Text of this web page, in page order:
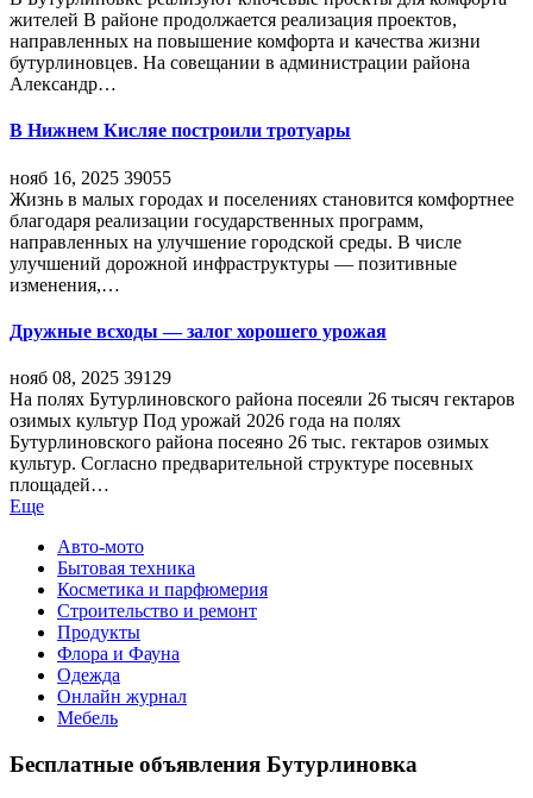
жителей В районе продолжается реализация проектов,
направленных на повышение комфорта и качества жизни
бутурлиновцев. На совещании в администрации района
Александр…
В Нижнем Кисляе построили тротуары
нояб 16, 2025 39055
Жизнь в малых городах и поселениях становится комфортнее
благодаря реализации государственных программ,
направленных на улучшение городской среды. В числе
улучшений дорожной инфраструктуры — позитивные
изменения,…
Дружные всходы — залог хорошего урожая
нояб 08, 2025 39129
На полях Бутурлиновского района посеяли 26 тысяч гектаров
озимых культур Под урожай 2026 года на полях
Бутурлиновского района посеяно 26 тыс. гектаров озимых
культур. Согласно предварительной структуре посевных
площадей…
Еще
Авто-мото
Бытовая техника
Косметика и парфюмерия
Строительство и ремонт
Продукты
Флора и Фауна
Одежда
Онлайн журнал
Мебель
Бесплатные объявления Бутурлиновка